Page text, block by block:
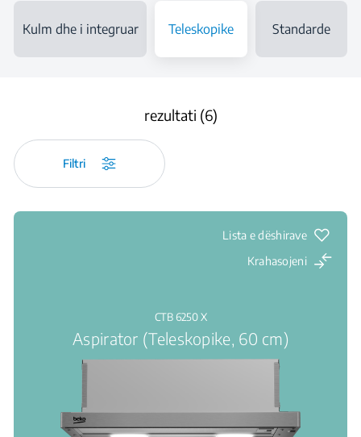
Kulm dhe i integruar Teleskopike Standarde
rezultati (6)
Filtri
Lista e dëshirave
Krahasojeni
CTB 6250 X
Aspirator (Teleskopike, 60 cm)